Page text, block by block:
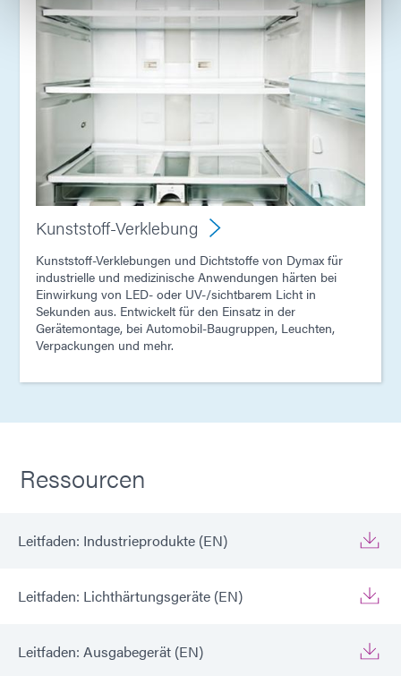
Kunststoff-Verklebung
Kunststoff-Verklebungen und Dichtstoffe von Dymax für
industrielle und medizinische Anwendungen härten bei
Einwirkung von LED- oder UV-/sichtbarem Licht in
Sekunden aus. Entwickelt für den Einsatz in der
Gerätemontage, bei Automobil-Baugruppen, Leuchten,
Verpackungen und mehr.
Ressourcen
Leitfaden: Industrieprodukte (EN)
Leitfaden: Lichthärtungsgeräte (EN)
Leitfaden: Ausgabegerät (EN)